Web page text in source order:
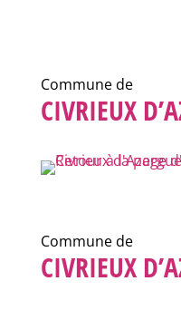
Commune de
CIVRIEUX
Commune de
CIVRIEUX